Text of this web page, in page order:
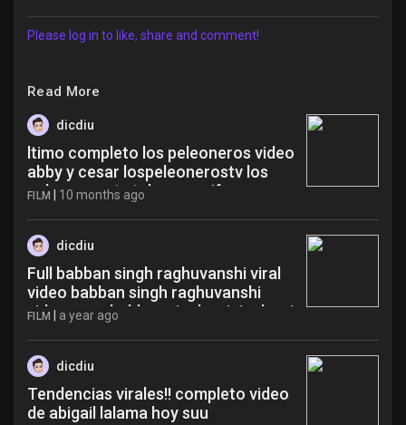
Please log in to like, share and comment!
Read More
dicdiu
ltimo completo los peleoneros video
abby y cesar lospeleonerostv los
peleoneros tv telegram aif
FILM 10 months ago
dicdiu
Full babban singh raghuvanshi viral
video babban singh raghuvanshi
video mms babban singh original msi
FILM a year ago
dicdiu
Tendencias virales!! completo video
de abigail lalama hoy suu